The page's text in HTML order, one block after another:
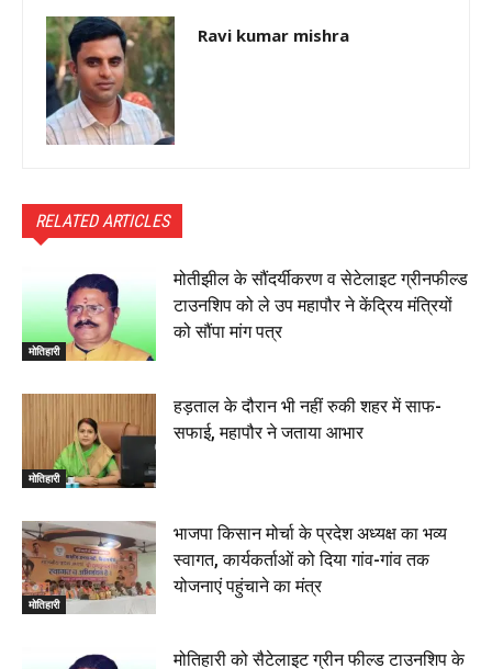
Ravi kumar mishra
RELATED ARTICLES
मोतिहारी
मोतीझील के सौंदर्यीकरण व सेटेलाइट ग्रीनफील्ड
टाउनशिप को ले उप महापौर ने केंद्रिय मंत्रियों
को सौंपा मांग पत्र
मोतिहारी
हड़ताल के दौरान भी नहीं रुकी शहर में साफ-
सफाई, महापौर ने जताया आभार
मोतिहारी
भाजपा किसान मोर्चा के प्रदेश अध्यक्ष का भव्य
स्वागत, कार्यकर्ताओं को दिया गांव-गांव तक
योजनाएं पहुंचाने का मंत्र
मोतिहारी को सैटेलाइट ग्रीन फील्ड टाउनशिप के